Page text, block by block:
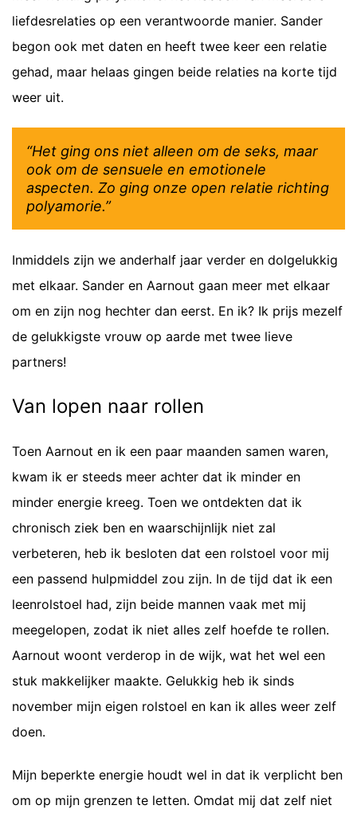
liefdesrelaties op een verantwoorde manier. Sander
begon ook met daten en heeft twee keer een relatie
gehad, maar helaas gingen beide relaties na korte tijd
weer uit.
“Het ging ons niet alleen om de seks, maar
ook om de sensuele en emotionele
aspecten. Zo ging onze open relatie richting
polyamorie.”
Inmiddels zijn we anderhalf jaar verder en dolgelukkig
met elkaar. Sander en Aarnout gaan meer met elkaar
om en zijn nog hechter dan eerst. En ik? Ik prijs mezelf
de gelukkigste vrouw op aarde met twee lieve
partners!
Van lopen naar rollen
Toen Aarnout en ik een paar maanden samen waren,
kwam ik er steeds meer achter dat ik minder en
minder energie kreeg. Toen we ontdekten dat ik
chronisch ziek ben en waarschijnlijk niet zal
verbeteren, heb ik besloten dat een rolstoel voor mij
een passend hulpmiddel zou zijn. In de tijd dat ik een
leenrolstoel had, zijn beide mannen vaak met mij
meegelopen, zodat ik niet alles zelf hoefde te rollen.
Aarnout woont verderop in de wijk, wat het wel een
stuk makkelijker maakte. Gelukkig heb ik sinds
november mijn eigen rolstoel en kan ik alles weer zelf
doen.
Mijn beperkte energie houdt wel in dat ik verplicht ben
om op mijn grenzen te letten. Omdat mij dat zelf niet